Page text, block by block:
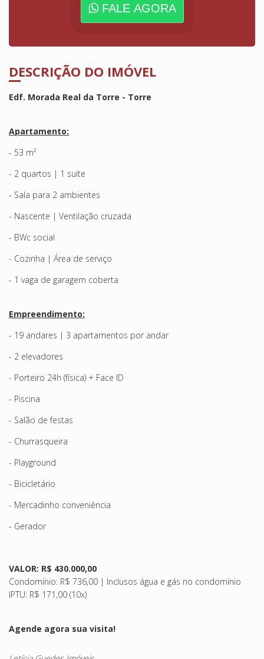
FALE AGORA
DESCRIÇÃO DO IMÓVEL
Edf. Morada Real da Torre - Torre
Apartamento:
- 53 m²
- 2 quartos | 1 suíte
- Sala para 2 ambientes
- Nascente | Ventilação cruzada
- BWc social
- Cozinha | Área de serviço
- 1 vaga de garagem coberta
Empreendimento:
- 19 andares | 3 apartamentos por andar
- 2 elevadores
- Porteiro 24h (física) + Face ID
- Piscina
- Salão de festas
- Churrasqueira
- Playground
- Bicicletário
- Mercadinho conveniência
- Gerador
VALOR: R$ 430.000,00
Condomínio: R$ 736,00 | Inclusos água e gás no condomínio
IPTU: R$ 171,00 (10x)
Agende agora sua visita!